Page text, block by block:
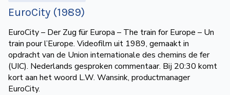
EuroCity (1989)
EuroCity – Der Zug für Europa – The train for Europe – Un
train pour l’Europe. Videofilm uit 1989, gemaakt in
opdracht van de Union internationale des chemins de fer
(UIC). Nederlands gesproken commentaar. Bij 20:30 komt
kort aan het woord L.W. Wansink, productmanager
EuroCity.